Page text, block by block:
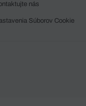
nás
Súborov Cookie